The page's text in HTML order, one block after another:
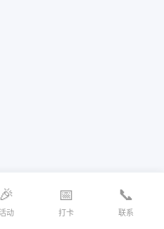
🎉
动
📅
打卡
📞
联系